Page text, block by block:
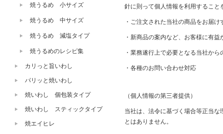
針に則って個人情報を利用するこ
・ご注文された当社の商品をお届
・新商品の案内など、お客様に有
・業務遂行上で必要となる当社か
・各種のお問い合わせ対応
（個人情報の第三者提供）
当社は、法令に基づく場合等正当
とはありません。
焼うるめ 小サイズ
焼うるめ 中サイズ
焼うるめ 減塩タイプ
焼うるめのレシピ集
カリっと旨いわし
パリッと焼いわし
焼いわし 個包装タイプ
焼いわし スティックタイプ
焼エイヒレ